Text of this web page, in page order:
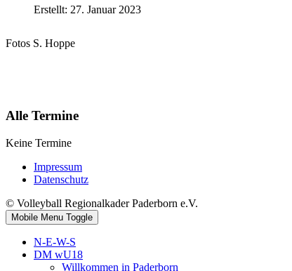
Erstellt: 27. Januar 2023
Fotos S. Hoppe
Alle Termine
Keine Termine
Impressum
Datenschutz
© Volleyball Regionalkader Paderborn e.V.
Mobile Menu Toggle
N-E-W-S
DM wU18
Willkommen in Paderborn